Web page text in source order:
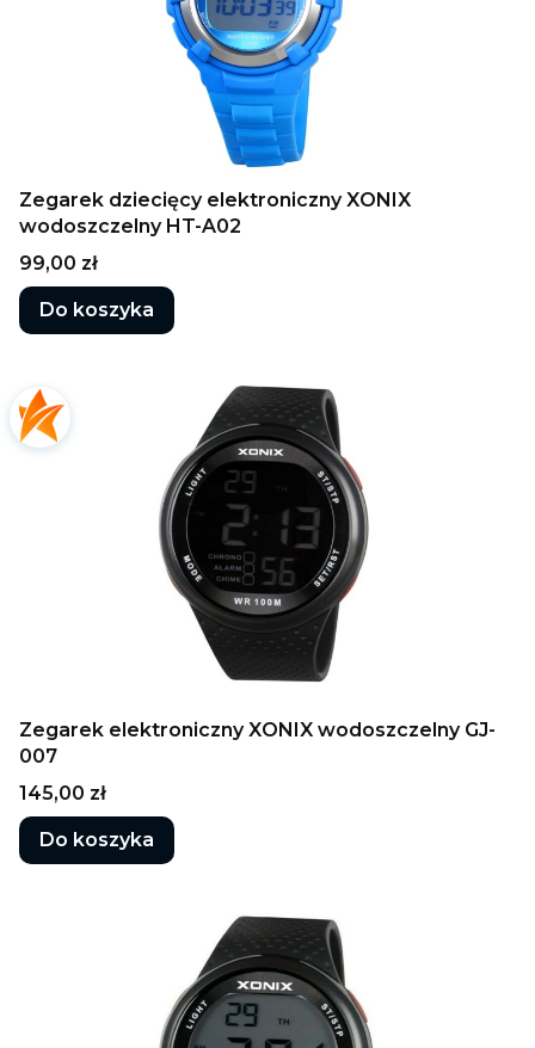
Zegarek dziecięcy elektroniczny XONIX
wodoszczelny HT-A02
Cena
99,00 zł
Do koszyka
Zegarek elektroniczny XONIX wodoszczelny GJ-
007
Cena
145,00 zł
Do koszyka